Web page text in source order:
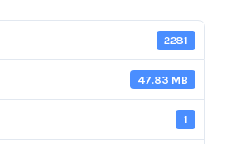
2281
47.83 MB
1